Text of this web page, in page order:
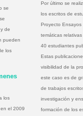
se
de
pueden
los
los
el 2009
Por último se
los escritos de
Proyecto
temáticas
40 estudiantes
Estas
visibilidad de la
este caso es de
de trabajos
investigación y
formación de los